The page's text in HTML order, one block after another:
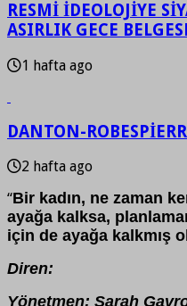
RESMİ İDEOLOJİYE
ASIRLIK GECE
1 hafta ago
DANTON-
2 hafta ago
“Bir kadın, ne zaman
ayağa kalksa,
için de ayağa kalkmış
Diren:
Yönetmen: Sarah